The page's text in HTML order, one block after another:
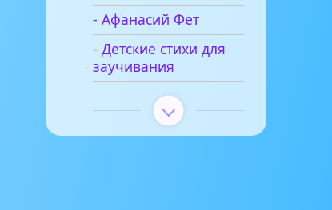
- Афанасий Фет
- Детские стихи для
заучивания